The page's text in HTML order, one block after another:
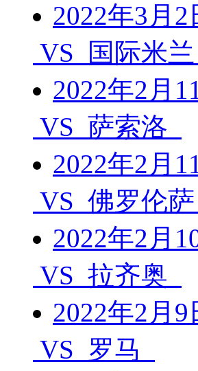
2022年3月
VS 国际米兰
2022年2月
VS 萨索洛
2022年2月
VS 佛罗伦萨
2022年2月
VS 拉齐奥
2022年2月
VS 罗马